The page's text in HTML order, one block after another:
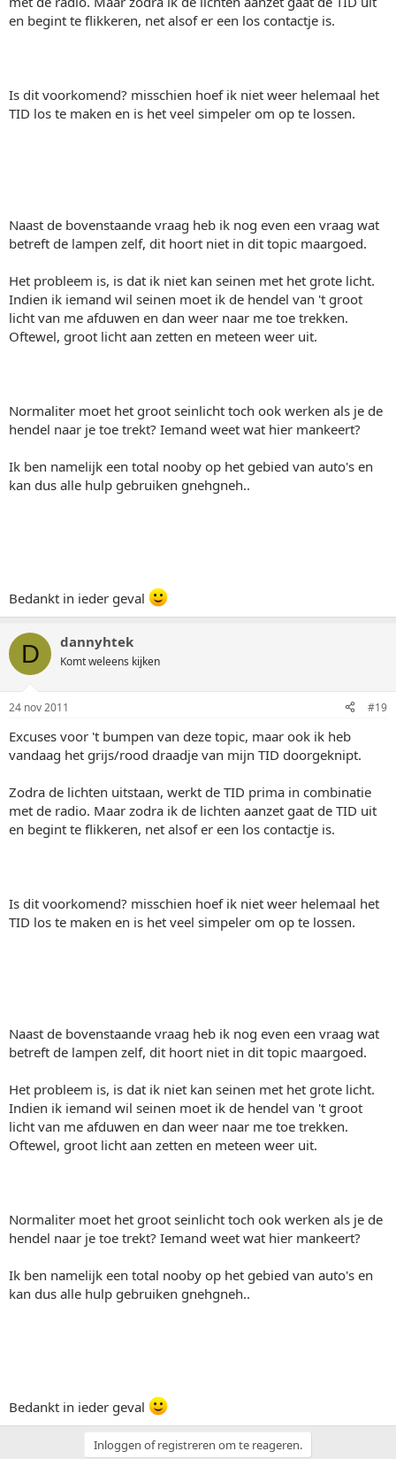
en begint te flikkeren, net alsof er een los contactje is.
Is dit voorkomend? misschien hoef ik niet weer helemaal het
TID los te maken en is het veel simpeler om op te lossen.
Naast de bovenstaande vraag heb ik nog even een vraag wat
betreft de lampen zelf, dit hoort niet in dit topic maargoed.
Het probleem is, is dat ik niet kan seinen met het grote licht.
Indien ik iemand wil seinen moet ik de hendel van 't groot
licht van me afduwen en dan weer naar me toe trekken.
Oftewel, groot licht aan zetten en meteen weer uit.
Normaliter moet het groot seinlicht toch ook werken als je de
hendel naar je toe trekt? Iemand weet wat hier mankeert?
Ik ben namelijk een total nooby op het gebied van auto's en
kan dus alle hulp gebruiken gnehgneh..
Bedankt in ieder geval
D dannyhtek
Komt weleens kijken
24 nov 2011 #19
Excuses voor 't bumpen van deze topic, maar ook ik heb
vandaag het grijs/rood draadje van mijn TID doorgeknipt.
Zodra de lichten uitstaan, werkt de TID prima in combinatie
met de radio. Maar zodra ik de lichten aanzet gaat de TID uit
en begint te flikkeren, net alsof er een los contactje is.
Is dit voorkomend? misschien hoef ik niet weer helemaal het
TID los te maken en is het veel simpeler om op te lossen.
Naast de bovenstaande vraag heb ik nog even een vraag wat
betreft de lampen zelf, dit hoort niet in dit topic maargoed.
Het probleem is, is dat ik niet kan seinen met het grote licht.
Indien ik iemand wil seinen moet ik de hendel van 't groot
licht van me afduwen en dan weer naar me toe trekken.
Oftewel, groot licht aan zetten en meteen weer uit.
Normaliter moet het groot seinlicht toch ook werken als je de
hendel naar je toe trekt? Iemand weet wat hier mankeert?
Ik ben namelijk een total nooby op het gebied van auto's en
kan dus alle hulp gebruiken gnehgneh..
Bedankt in ieder geval
Inloggen of registreren om te reageren.